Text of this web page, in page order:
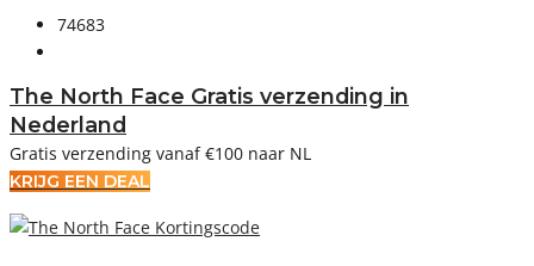
74683
The North Face Gratis verzending in
Nederland
Gratis verzending vanaf €100 naar NL
KRIJG EEN DEAL